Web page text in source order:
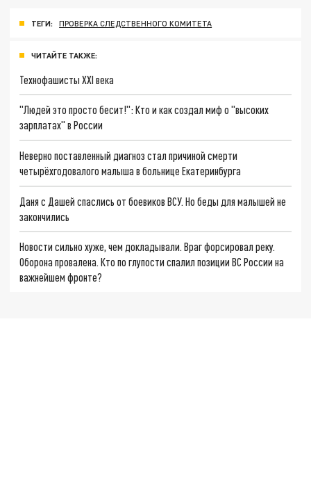
ТЕГИ: ПРОВЕРКА СЛЕДСТВЕННОГО КОМИТЕТА
ЧИТАЙТЕ ТАКЖЕ:
Технофашисты XXI века
"Людей это просто бесит!": Кто и как создал миф о "высоких
зарплатах" в России
Неверно поставленный диагноз стал причиной смерти
четырёхгодовалого малыша в больнице Екатеринбурга
Даня с Дашей спаслись от боевиков ВСУ. Но беды для малышей не
закончились
Новости сильно хуже, чем докладывали. Враг форсировал реку.
Оборона провалена. Кто по глупости спалил позиции ВС России на
важнейшем фронте?